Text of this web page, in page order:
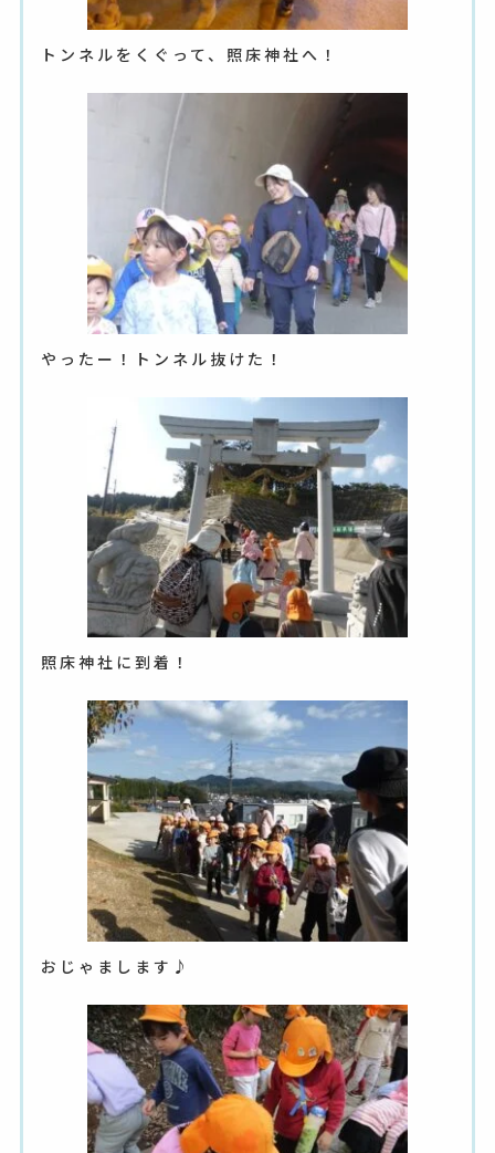
トンネルをくぐって、照床神社へ！
やったー！トンネル抜けた！
照床神社に到着！
おじゃまします♪